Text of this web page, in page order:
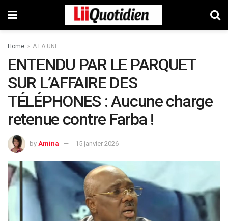
Home A LA UNE
ENTENDU PAR LE PARQUET
SUR L’AFFAIRE DES
TÉLÉPHONES : Aucune charge
retenue contre Farba !
by Amina 15 janvier 2026